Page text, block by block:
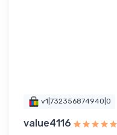
v1|732356874940|0
value4116